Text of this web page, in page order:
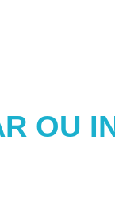
OU